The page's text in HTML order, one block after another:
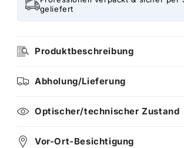
geliefert
Produktbeschreibung
Abholung/Lieferung
Optischer/technischer Zustand
Vor-Ort-Besichtigung